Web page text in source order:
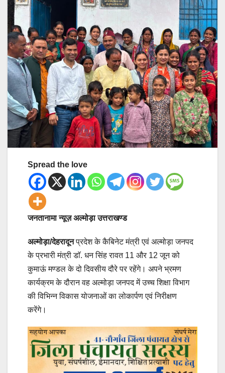
Spread the love
जनतानामा न्यूज़ अल्मोड़ा उत्तराखण्ड
अल्मोड़ा/देहरादूनप्रदेश के कैबिनेट मंत्री एवं अल्मोड़ा जनपद
के प्रभारी मंत्री डाॅ. धन सिंह रावत 11 और 12 जून को
कुमाऊं मण्डल के दो दिवसीय दौरे पर रहेंगे। अपने भ्रमण
कार्यक्रम के दौरान वह अल्मोड़ा जनपद में उच्च शिक्षा विभाग
की विभिन्न विकास योजनाओं का लोकार्पण एवं निरीक्षण
करेंगे।